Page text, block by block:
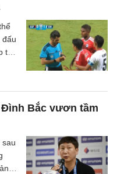
đấu
Đình Bắc vươn tầm
sau